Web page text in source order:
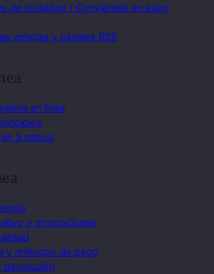
de invitados / Conviértete en autor
noticias y canales RSS
en línea
3 pasos
y promociones
y métodos de pago
devolución